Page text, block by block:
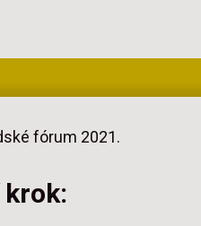
fórum 2021.
krok: